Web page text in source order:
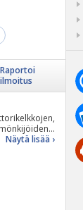
Raportoi
ilmoitus
mönkijöiden...
Näytä lisää ›